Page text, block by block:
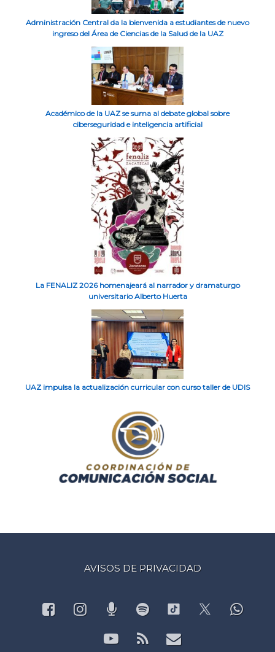
Administración Central da la bienvenida a estudiantes de nuevo
ingreso del Área de Ciencias de la Salud de la UAZ
Académico de la UAZ se suma al debate global sobre
ciberseguridad e inteligencia artificial
La FENALIZ 2026 homenajeará al narrador y dramaturgo
universitario Alberto Huerta
UAZ impulsa la actualización curricular con curso taller de UDIS
AVISOS DE PRIVACIDAD
Facebook
Instagram
Podcast
Spotify
YouTube
RSSCorreo